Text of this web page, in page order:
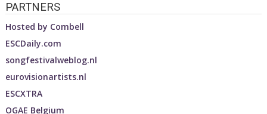
PARTNERS
Hosted by Combell
ESCDaily.com
songfestivalweblog.nl
eurovisionartists.nl
ESCXTRA
OGAE Belgium